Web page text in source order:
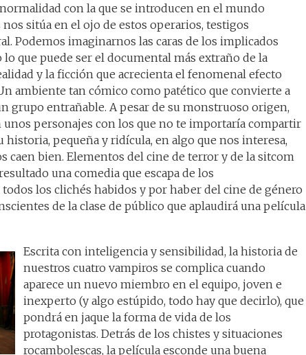
con la que se introducen en el mundo
sitúa en el ojo de estos operarios, testigos
Podemos imaginarnos las caras de los implicados
lo que puede ser el documental más extraño de la
y la ficción que acrecienta el fenomenal efecto
ambiente tan cómico como patético que convierte a
grupo entrañable. A pesar de su monstruoso origen,
personajes con los que no te importaría compartir
historia, pequeña y ridícula, en algo que nos interesa,
caen bien. Elementos del cine de terror y de la sitcom
una comedia que escapa de los
los clichés habidos y por haber del cine de género
de la clase de público que aplaudirá una película
Escrita con inteligencia y sensibilidad, la historia de
nuestros cuatro vampiros se complica cuando
aparece un nuevo miembro en el equipo, joven e
inexperto (y algo estúpido, todo hay que decirlo), que
pondrá en jaque la forma de vida de los
protagonistas. Detrás de los chistes y situaciones
rocambolescas, la película esconde una buena